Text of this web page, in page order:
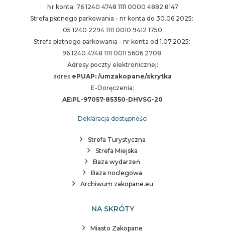
Nr konta: 76 1240 4748 1111 0000 4882 8147
Strefa płatnego parkowania - nr konta do 30.06.2025:
05 1240 2294 1111 0010 9412 1750
Strefa płatnego parkowania - nr konta od 1.07.2025:
96 1240 4748 1111 0011 5606 2708
Adresy poczty elektronicznej:
adres ePUAP: /umzakopane/skrytka
E-Doręczenia:
AE:PL-97057-85350-DHVSG-20
Deklaracja dostępności
Strefa Turystyczna
Strefa Miejska
Baza wydarzeń
Baza noclegowa
Archiwum zakopane.eu
NA SKRÓTY
Miasto Zakopane